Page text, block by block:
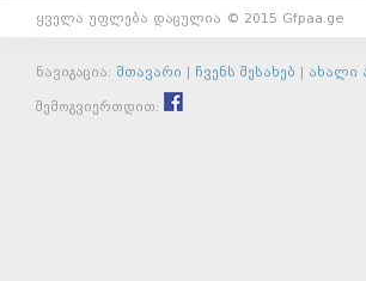
ყველა უფლება დაცულია © 2015 Gfpaa.ge
ნავიგაცია: მთავარი | ჩვენს შესახებ | ახალი
შემოგვიერთდით: